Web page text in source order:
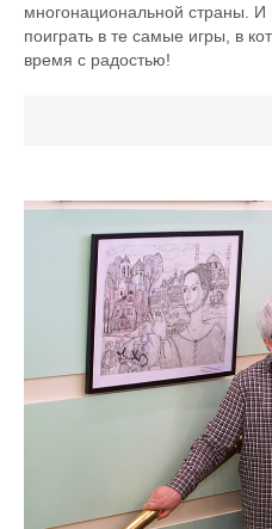
многонациональной страны. И
поиграть в те самые игры, в
время с радостью!